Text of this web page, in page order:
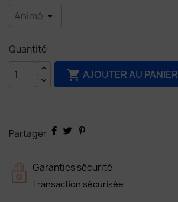
Quantité
 AJOUTER AU PANIER
Partager
Garanties sécurité
Transaction sécurisée